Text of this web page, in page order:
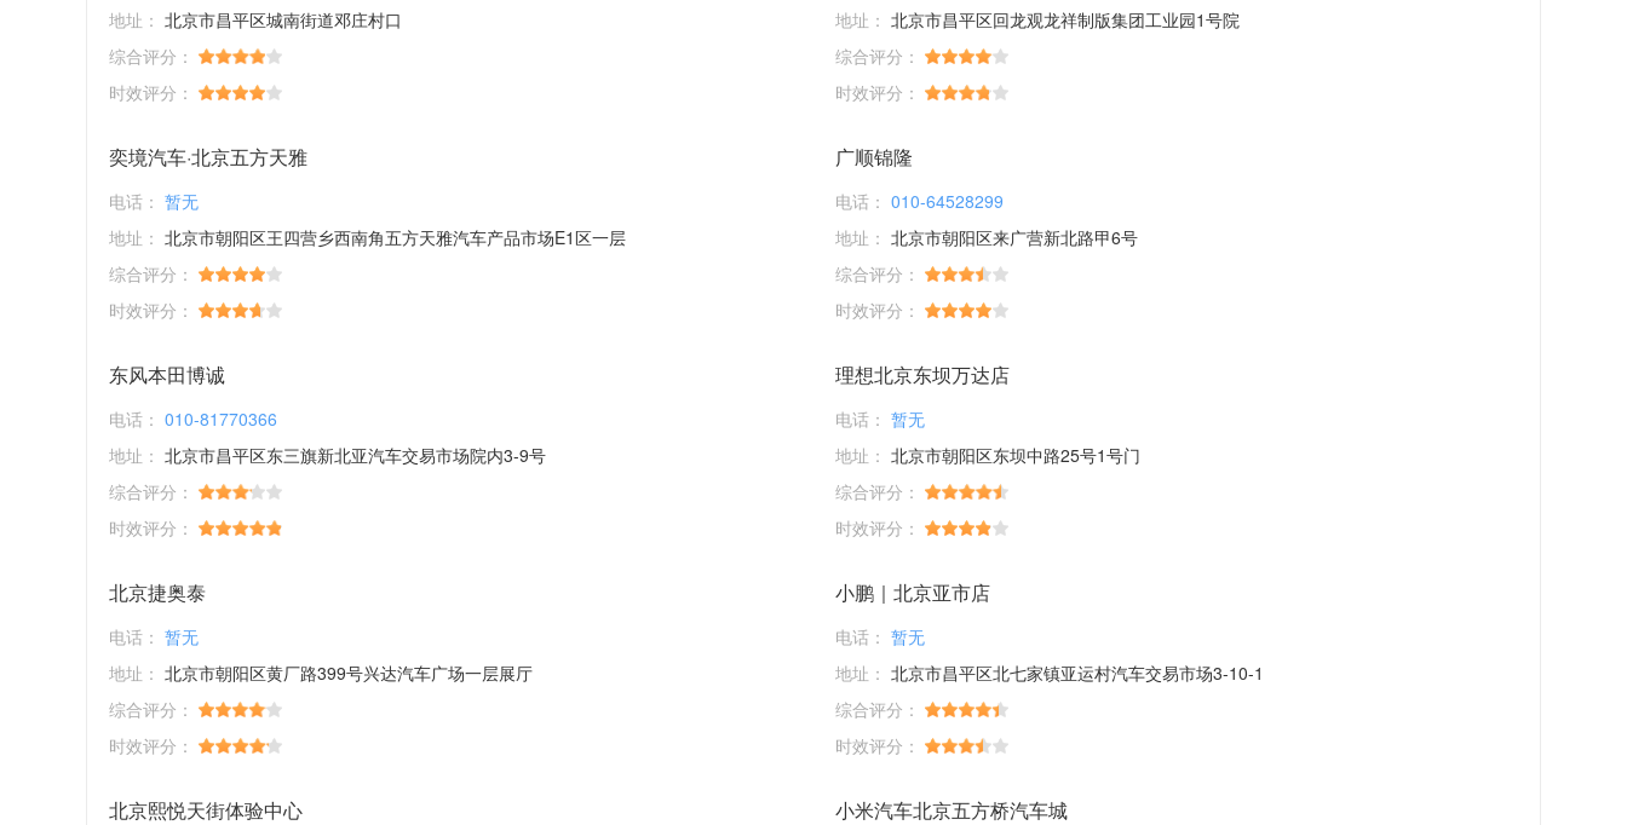
地址： 北京市昌平区城南街道邓庄村口
综合评分：
时效评分：
地址： 北京市昌平区回龙观龙祥制版集团工业园1号院
综合评分：
时效评分：
奕境汽车·北京五方天雅
电话： 暂无
地址： 北京市朝阳区王四营乡西南角五方天雅汽车产品市场E1区一层
综合评分：
时效评分：
广顺锦隆
电话： 010-64528299
地址： 北京市朝阳区来广营新北路甲6号
综合评分：
时效评分：
东风本田博诚
电话： 010-81770366
地址： 北京市昌平区东三旗新北亚汽车交易市场院内3-9号
综合评分：
时效评分：
理想北京东坝万达店
电话： 暂无
地址： 北京市朝阳区东坝中路25号1号门
综合评分：
时效评分：
北京捷奥泰
电话： 暂无
地址： 北京市朝阳区黄厂路399号兴达汽车广场一层展厅
综合评分：
时效评分：
小鹏｜北京亚市店
电话： 暂无
地址： 北京市昌平区北七家镇亚运村汽车交易市场3-10-1
综合评分：
时效评分：
北京熙悦天街体验中心 小米汽车北京五方桥汽车城